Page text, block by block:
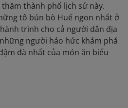
thành phố lịch sử này.
tô bún bò Huế ngon nhất ở
trình cho cả người dân địa
người háo hức khám phá
đà nhất của món ăn biểu